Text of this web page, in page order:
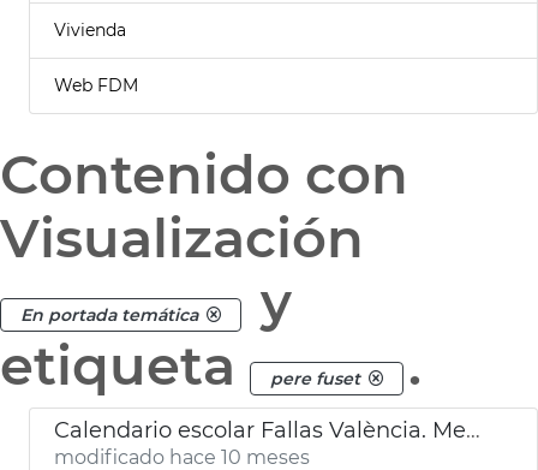
Vivienda
Web FDM
Contenido con
Visualización
En portada temática
y
etiqueta
pere fuset .
Calendario escolar Fallas València. Mesa de Diálogo
modificado hace 10 meses